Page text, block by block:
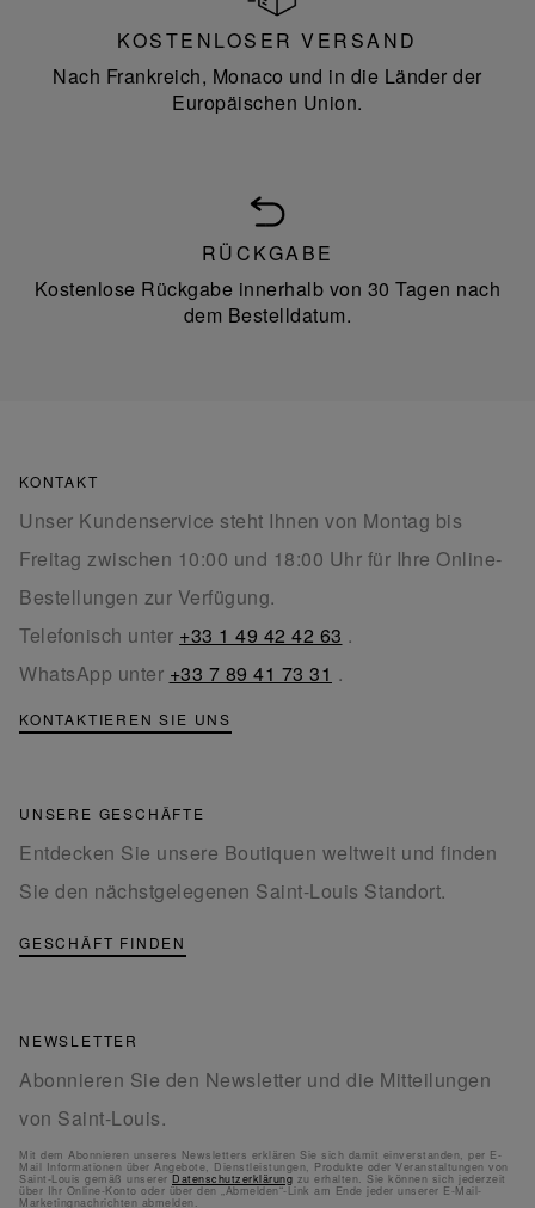
KOSTENLOSER VERSAND
Nach Frankreich, Monaco und in die Länder der
Europäischen Union.
RÜCKGABE
Kostenlose Rückgabe innerhalb von 30 Tagen nach
dem Bestelldatum.
KONTAKT
Unser Kundenservice steht Ihnen von Montag bis
Freitag zwischen 10:00 und 18:00 Uhr für Ihre Online-
Bestellungen zur Verfügung.
Telefonisch unter +33 1 49 42 42 63 .
WhatsApp unter +33 7 89 41 73 31 .
KONTAKTIEREN SIE UNS
UNSERE GESCHÄFTE
Entdecken Sie unsere Boutiquen weltweit und finden
Sie den nächstgelegenen Saint-Louis Standort.
GESCHÄFT FINDEN
NEWSLETTER
Abonnieren Sie den Newsletter und die Mitteilungen
von Saint-Louis.
Mit dem Abonnieren unseres Newsletters erklären Sie sich damit einverstanden, per E-
Mail Informationen über Angebote, Dienstleistungen, Produkte oder Veranstaltungen von
Saint-Louis gemäß unserer Datenschutzerklärung zu erhalten. Sie können sich jederzeit
über Ihr Online-Konto oder über den „Abmelden“-Link am Ende jeder unserer E-Mail-
Marketingnachrichten abmelden.